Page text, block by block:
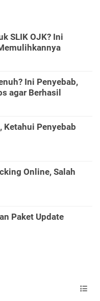
SLIK OJK? Ini
Ini Penyebab,
agar Berhasil
Ketahui Penyebab
Online, Salah
Paket Update